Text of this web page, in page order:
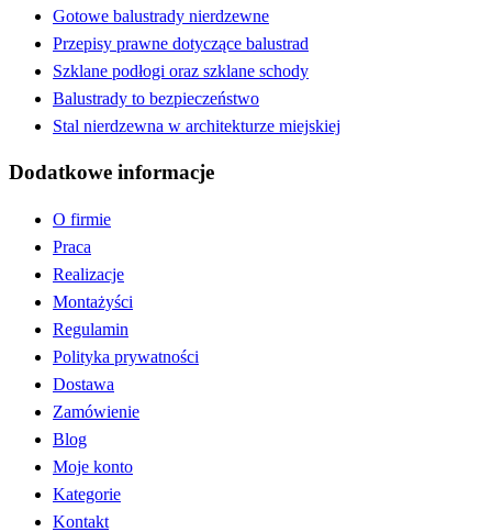
Gotowe balustrady nierdzewne
Przepisy prawne dotyczące balustrad
Szklane podłogi oraz szklane schody
Balustrady to bezpieczeństwo
Stal nierdzewna w architekturze miejskiej
Dodatkowe informacje
O firmie
Praca
Realizacje
Montażyści
Regulamin
Polityka prywatności
Dostawa
Zamówienie
Blog
Moje konto
Kategorie
Kontakt